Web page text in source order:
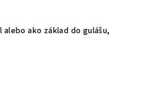
ako základ do gulášu,